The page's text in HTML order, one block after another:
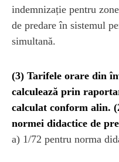
indemnizație pentru
de predare în sistemul
simultană.
(3) Tarifele orare din
calculează prin
calculat conform alin.
normei didactice de
a) 1/72 pentru norma